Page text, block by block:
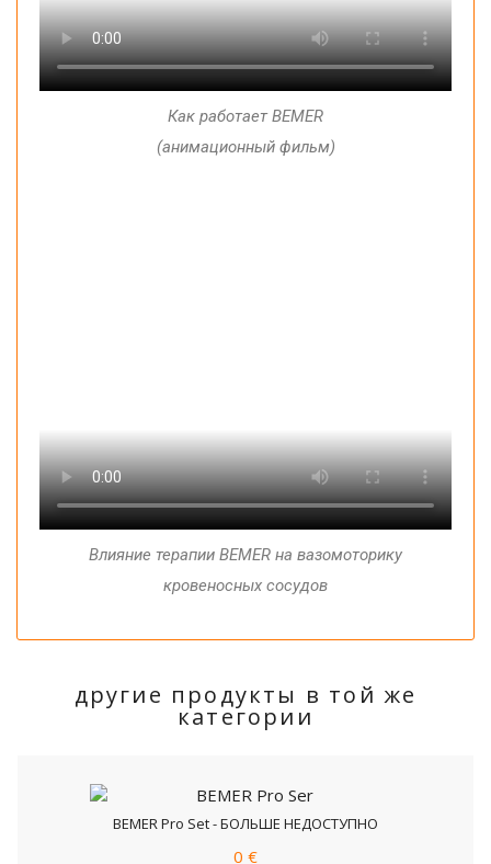
Как работает BEMER
(анимационный фильм)
Влияние терапии BEMER на вазомоторику
кровеносных сосудов
другие продукты в той же
категории
BEMER Pro Set - БОЛЬШЕ НЕДОСТУПНО
0 €